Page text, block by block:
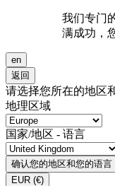
我们专门
满成功，
en
返回
请选择您所在的地区
地理区域
国家/地区 - 语言
确认您的地区和您的语言
EUR (€)